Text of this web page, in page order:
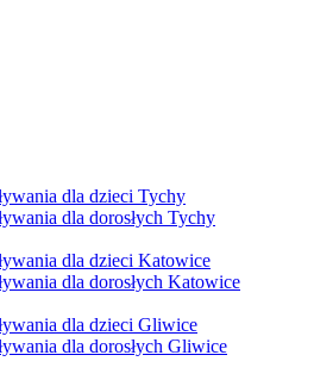
dla dzieci Tychy
dla dorosłych Tychy
dla dzieci Katowice
dla dorosłych Katowice
dla dzieci Gliwice
dla dorosłych Gliwice